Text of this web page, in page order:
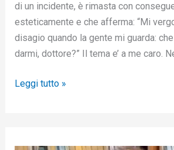
di un incidente, è rimasta con
esteticamente e che afferma: “Mi
disagio quando la gente mi guarda:
darmi, dottore?” Il tema e’ a me caro.
Leggi tutto »